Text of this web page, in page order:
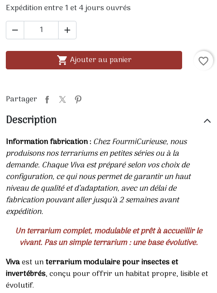
Expédition entre 1 et 4 jours ouvrés
 
 Ajouter au panier favorite_border
Partager
Description
Information fabrication : Chez FourmiCurieuse, nous
produisons nos terrariums en petites séries ou à la
demande. Chaque Viva est préparé selon vos choix de
configuration, ce qui nous permet de garantir un haut
niveau de qualité et d’adaptation, avec un délai de
fabrication pouvant aller jusqu’à 2 semaines avant
expédition.
Un terrarium complet, modulable et prêt à accueillir le
vivant. Pas un simple terrarium : une base évolutive.
Vivaest unterrarium modulaire pour insectes et
invertébrés, conçu pour offrir un habitat propre, lisible et
évolutif.